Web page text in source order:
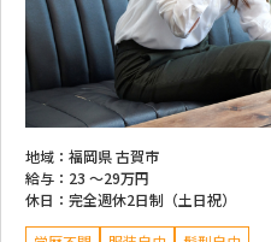
地域： 福岡県 古賀市
給与： 23 ～29万円
休日： 完全週休2日制（土日祝）